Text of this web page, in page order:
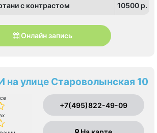
с контрастом 10500 p.
Онлайн запись
улице Староволынская 10
+7(495)822-49-09